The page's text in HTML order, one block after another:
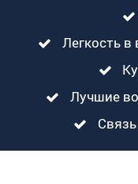
Легкость
Лучшие